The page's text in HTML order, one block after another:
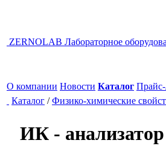
ZERNOLAB Лабораторное
О компании Новости Каталог
Каталог /Физико-химические
ИК -